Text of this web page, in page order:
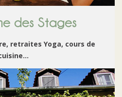
des Stages
retraites Yoga, cours de